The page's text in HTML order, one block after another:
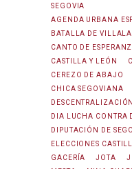
SEGOVIA
AGENDA URBANA
BATALLA DE
CANTO DE
CASTILLA Y LEÓN
CEREZO DE ABAJO
CHICA SEGOVIANA
DESCENTRALIZACIÓN
DIA LUCHA CONTRA
DIPUTACIÓN DE
ELECCIONES
GACERÍA
JOTA